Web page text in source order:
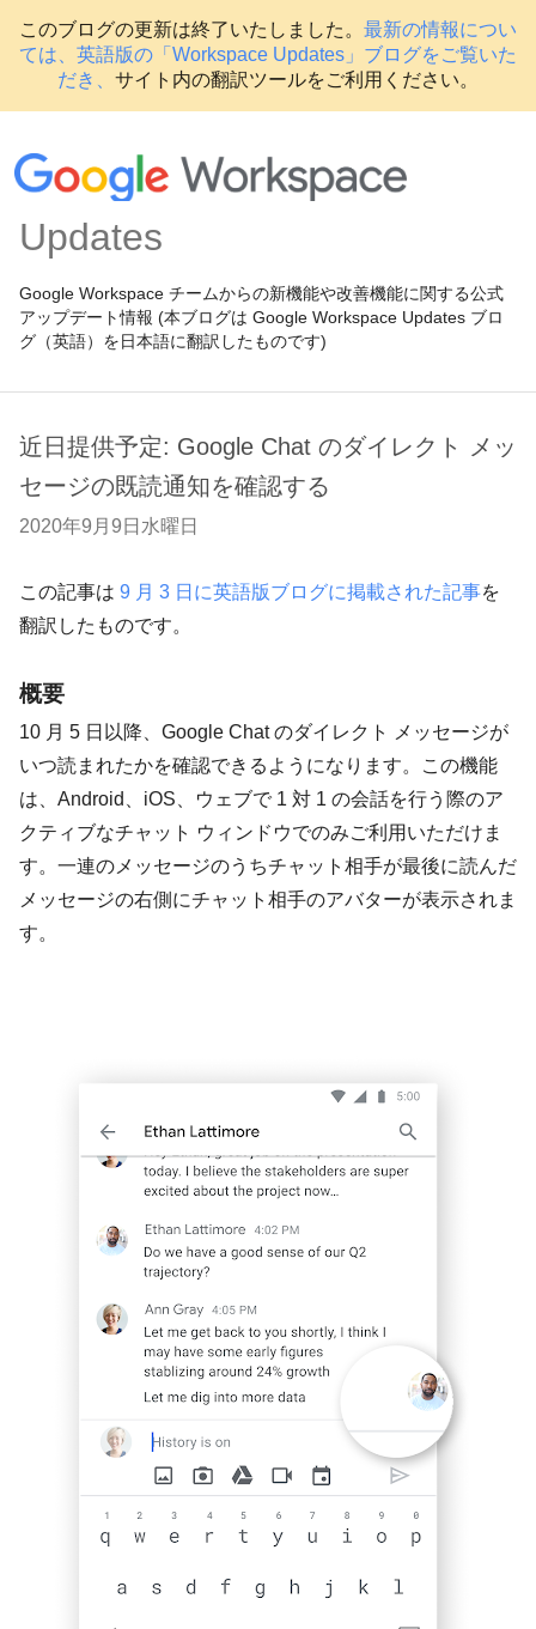
このブログの更新は終了いたしました。 最新の情報につい
ては、英語版の「Workspace Updates」ブログをご覧いた
だき、 サイト内の翻訳ツールをご利用ください。
Updates
Google Workspace チームからの新機能や改善機能に関する公式
アップデート情報 (本ブログは Google Workspace Updates ブロ
グ（英語）を日本語に翻訳したものです)
近日提供予定: Google Chat のダイレクト メッ
セージの既読通知を確認する
2020年9月9日水曜日
この記事は 9 月 3 日に英語版ブログに掲載された記事を
翻訳したものです。
概要
10 月 5 日以降、Google Chat のダイレクト メッセージが
いつ読まれたかを確認できるようになります。この機能
は、Android、iOS、ウェブで 1 対 1 の会話を行う際のア
クティブなチャット ウィンドウでのみご利用いただけま
す。一連のメッセージのうちチャット相手が最後に読んだ
メッセージの右側にチャット相手のアバターが表示されま
す。